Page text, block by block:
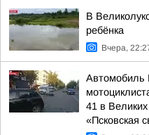
В
ребёнка
Вчера,
Автомобиль
41 в
«Псковская